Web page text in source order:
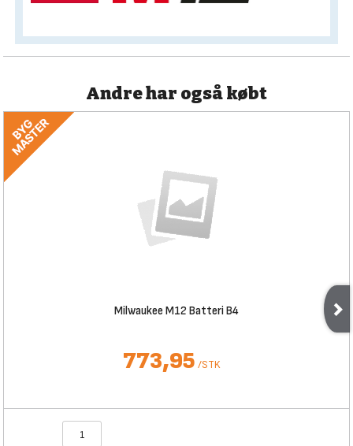
Andre har også købt
Milwaukee M12 Batteri B4
773,95 /STK